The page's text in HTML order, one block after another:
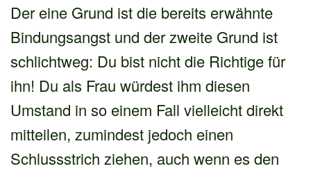
Der eine Grund ist die bereits erwähnte
Bindungsangst und der zweite Grund ist
schlichtweg: Du bist nicht die Richtige für
ihn! Du als Frau würdest ihm diesen
Umstand in so einem Fall vielleicht direkt
mitteilen, zumindest jedoch einen
Schlussstrich ziehen, auch wenn es den